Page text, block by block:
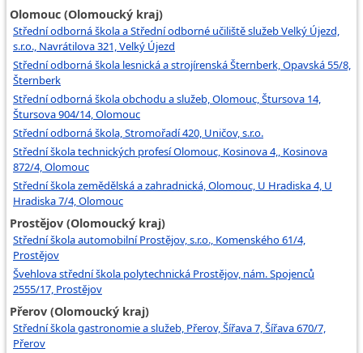
Olomouc (Olomoucký kraj)
Střední odborná škola a Střední odborné učiliště služeb Velký Újezd,
s.r.o., Navrátilova 321, Velký Újezd
Střední odborná škola lesnická a strojírenská Šternberk, Opavská 55/8,
Šternberk
Střední odborná škola obchodu a služeb, Olomouc, Štursova 14,
Štursova 904/14, Olomouc
Střední odborná škola, Stromořadí 420, Uničov, s.r.o.
Střední škola technických profesí Olomouc, Kosinova 4,, Kosinova
872/4, Olomouc
Střední škola zemědělská a zahradnická, Olomouc, U Hradiska 4, U
Hradiska 7/4, Olomouc
Prostějov (Olomoucký kraj)
Střední škola automobilní Prostějov, s.r.o., Komenského 61/4,
Prostějov
Švehlova střední škola polytechnická Prostějov, nám. Spojenců
2555/17, Prostějov
Přerov (Olomoucký kraj)
Střední škola gastronomie a služeb, Přerov, Šířava 7, Šířava 670/7,
Přerov